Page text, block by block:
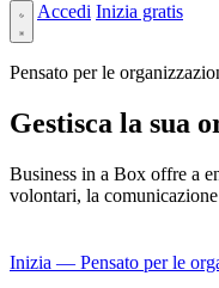
Accedi Inizia gratis
Pensato per le
Gestisca la sua
Business in a Box offre a
volontari, la
Inizia — Pensato per le